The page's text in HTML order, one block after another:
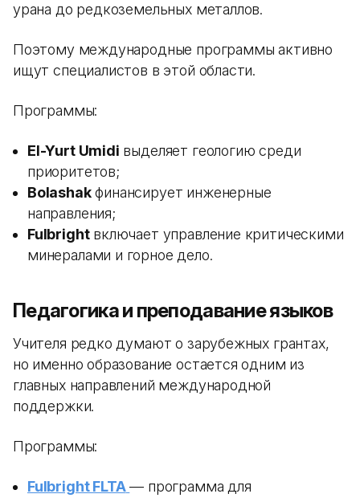
урана до редкоземельных металлов.
Поэтому международные программы активно
ищут специалистов в этой области.
Программы:
El-Yurt Umidi выделяет геологию среди
приоритетов;
Bolashakфинансирует инженерные
направления;
Fulbrightвключает управление критическими
минералами и горное дело.
Педагогика и преподавание языков
Учителя редко думают о зарубежных грантах,
но именно образование остается одним из
главных направлений международной
поддержки.
Программы:
Fulbright FLTA — программа для